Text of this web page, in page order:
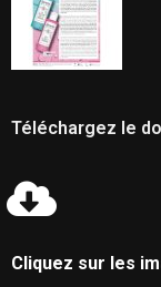
Téléchargez le
Cliquez sur les